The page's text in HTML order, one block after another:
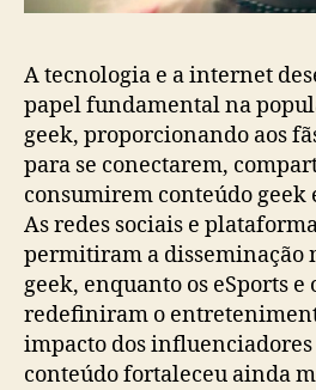
A tecnologia e a internet
papel fundamental na
geek, proporcionando aos
para se conectarem,
consumirem conteúdo geek
As redes sociais e
permitiram a disseminação
geek, enquanto os eSports e
redefiniram o
impacto dos influenciadores
conteúdo fortaleceu ainda